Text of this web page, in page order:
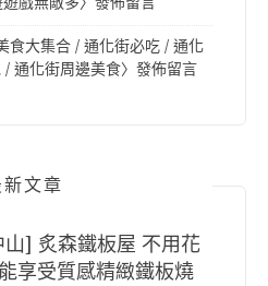
食大集合 / 通化街必吃 / 通化
/ 通化街周邊美食〉發佈留言
新文章
山] 炙森鐵板屋 不用花
享受質感精緻鐵板燒